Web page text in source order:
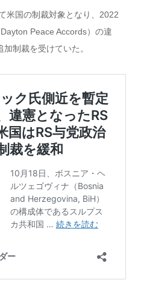
米国の制裁対象となり、2022
Peace Accords）の違
制裁を受けていた。